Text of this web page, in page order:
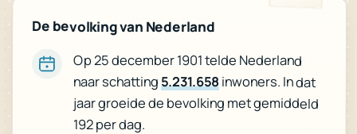
De bevolking van Nederland
Op 25 december 1901 telde Nederland
naar schatting 5.231.658 inwoners. In dat
jaar groeide de bevolking met gemiddeld
192 per dag.